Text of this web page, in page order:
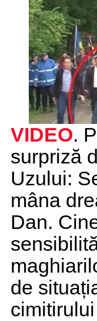
VIDEO.
surpriză
Uzului:
mâna
Dan.
de